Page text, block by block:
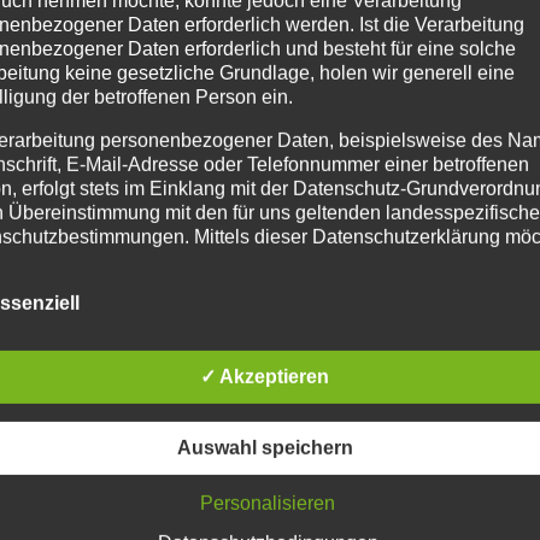
SPORT PROBIOTIC
der Verdauung und Stabilisierung der
positiv beeinflussen und in Stresssituationen wie
entgegenwirken. Auch bei Kotwasser und
für Pferde
Warenkorb Details
Daten erforderlich werden. Ist die Verarbeitung
Daten erforderlich und besteht für eine solche
keine gesetzliche Grundlage, holen wir generell eine
der betroffenen Person ein.
personenbezogener Daten, beispielsweise des
E-Mail-Adresse oder Telefonnummer einer betroffenen
erfolgt stets im Einklang mit der Datenschutz-
Übereinstimmung mit den für uns geltenden
Mittels dieser Datenschutzerklärung
genutzten und verarbeiteten personenbezogenen
Ferner werden betroffene Personen mittels dieser
als für die Verarbeitung Verantwortlicher zahlreiche
Maßnahmen umgesetzt, um einen möglichst
Schutz der über diese Internetseite verarbeiteten
Daten sicherzustellen. Dennoch können
Datenübertragungen grundsätzlich
sodass ein absoluter Schutz nicht gewährleistet werden
✓ Akzeptieren
Auswahl speichern
Personalisieren